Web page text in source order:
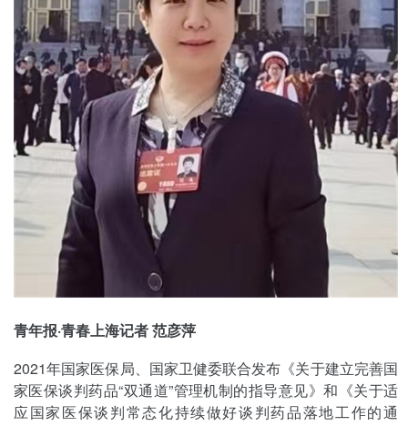
青年报·青春上海记者 范彦萍
2021年国家医保局、国家卫健委联合发布《关于建立完善国
家医保谈判药品“双通道”管理机制的指导意见》和《关于适
应国家医保谈判常态化持续做好谈判药品落地工作的通